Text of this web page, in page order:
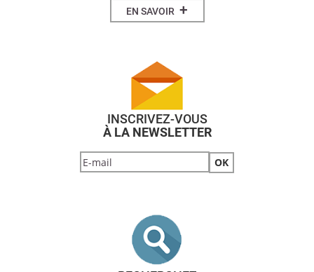
EN SAVOIR +
INSCRIVEZ-VOUS
À LA NEWSLETTER